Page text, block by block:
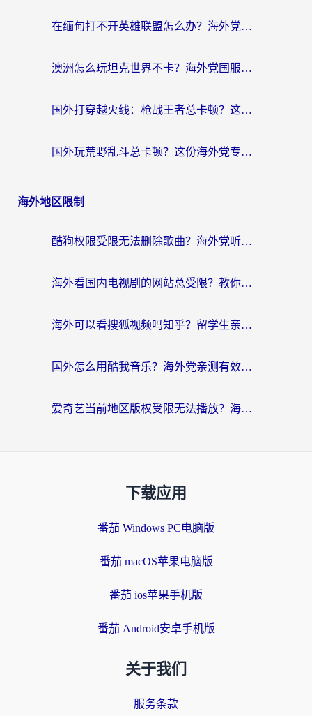
在缅甸打不开英雄联盟怎么办？海外党亲测有效的国服游戏加速指南
澳洲怎么玩坦克世界不卡？海外党国服游戏加速终极指南（附逆战奇妙碰碰车解决方案）
国外打穿越火线：枪战王者总卡顿？这篇加速器推荐下载指南帮你解决延迟难题
国外玩荒野乱斗总卡顿？这份海外党专属的国服游戏加速攻略请收好
海外地区限制
酷狗权限受限无法删除歌曲？海外党听国内音乐的终极解决方案来了
海外看国内电视剧的网站总受限？教你选对回国加速器，轻松追热剧
海外可以看搜狐视频吗知乎？留学生亲测有效的回国加速器选择指南
国外怎么用酷我音乐？海外党亲测有效的回国加速方案，附千千音乐中文歌收听指南
爱奇艺当前地区版权受限无法播放？海外党追剧看电影的终极解决方案来了
下载应用
番茄 Windows PC电脑版
番茄 macOS苹果电脑版
番茄 ios苹果手机版
番茄 Android安卓手机版
关于我们
服务条款